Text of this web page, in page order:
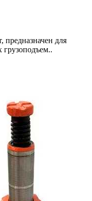
предназначен для
грузоподъем..